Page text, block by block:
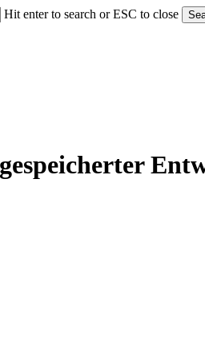
Hit enter to search or ESC to close